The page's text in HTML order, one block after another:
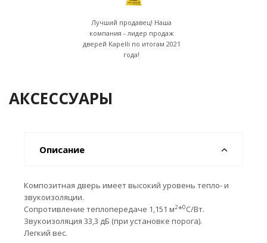
Лучший продавец! Наша
компания - лидер продаж
дверей Kapelli по итогам 2021
года!
АКСЕССУАРЫ
Описание
Композитная дверь имеет высокий уровень тепло- и
звукоизоляции.
Сопротивление теплопередаче 1,151 м2*0С/Вт.
Звукоизоляция 33,3 дБ (при установке порога).
Легкий вес.